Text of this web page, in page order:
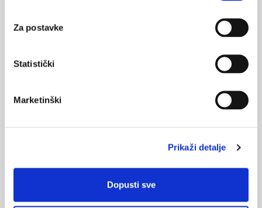
Za postavke
Statistički
Marketinški
Prikaži detalje
Dopusti sve
farmaceutsko društvo (HFD) je organiziralo 3. forum izvrsnosti u
ljekarničkoj skrbi: "Ljekarnici - vaši stručnjaci za lijekove!"
za bolesnike; izazovi i mogućnosti
mogućnosti" i pripremili program koji obuhvaća prikaz
dosadašnjih iskustva iz zemlje i inozemstva te nove mogućnosti
za ostvarenje kvalitetnije skrbi, u cilju postizanja veće sigurnosti